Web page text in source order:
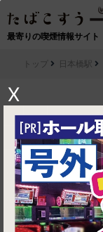
最寄りの喫煙情報サイト
X
トップ 日本橋駅
▶ ルートを見る
日本橋駅│古寿茂